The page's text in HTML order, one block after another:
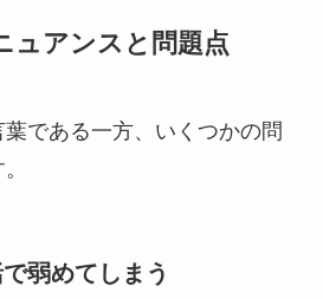
ュアンスと問題点
である一方、いくつかの問
弱めてしまう